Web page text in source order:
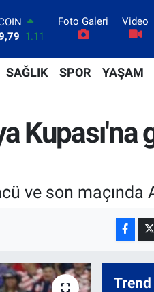
1.11
0.18
0.38
ALTIN
Foto Galeri Video
SAĞLIK SPOR YAŞAM
Kupası'na
ve son